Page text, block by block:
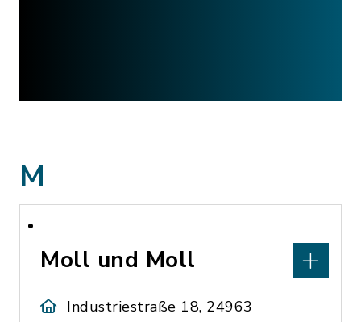
M
Moll und Moll
Industriestraße 18, 24963